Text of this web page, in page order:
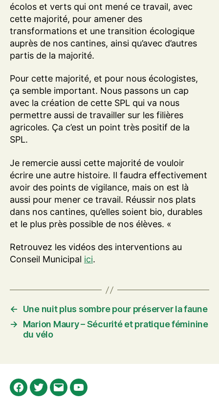
écolos et verts qui ont mené ce travail, avec
cette majorité, pour amener des
transformations et une transition écologique
auprès de nos cantines, ainsi qu’avec d’autres
partis de la majorité.
Pour cette majorité, et pour nous écologistes,
ça semble important. Nous passons un cap
avec la création de cette SPL qui va nous
permettre aussi de travailler sur les filières
agricoles. Ça c’est un point très positif de la
SPL.
Je remercie aussi cette majorité de vouloir
écrire une autre histoire. Il faudra effectivement
avoir des points de vigilance, mais on est là
aussi pour mener ce travail. Réussir nos plats
dans nos cantines, qu’elles soient bio, durables
et le plus près possible de nos élèves. «
Retrouvez les vidéos des interventions au
Conseil Municipal ici.
←
Une nuit plus sombre pour préserver la faune
→
Marion Maury – Sécurité et pratique féminine
du vélo
Facebook
Twitter
E-
Youtube